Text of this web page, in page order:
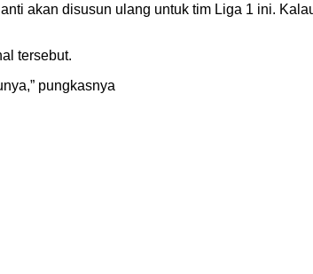
akan disusun ulang untuk tim Liga 1 ini.
tersebut.
pungkasnya